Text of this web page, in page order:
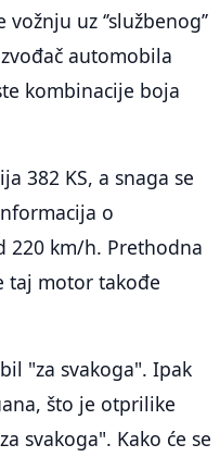
uz ‘’službenog’’
automobila
kombinacije boja
382 KS, a snaga se
o
220 km/h. Prethodna
taj motor takođe
"za svakoga". Ipak
što je otprilike
svakoga". Kako će se